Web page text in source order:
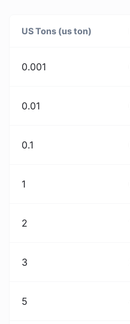
US Tons (us ton)
0.001
0.01
0.1
1
2
3
5